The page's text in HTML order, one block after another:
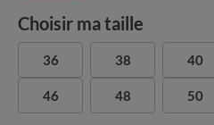
Choisir ma taille
36 38 40
46 48 50